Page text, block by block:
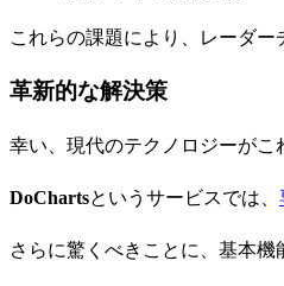
これらの課題により、レーダー
革新的な解決策
幸い、現代のテクノロジーがこ
DoChartsというサービスでは、
さらに驚くべきことに、基本